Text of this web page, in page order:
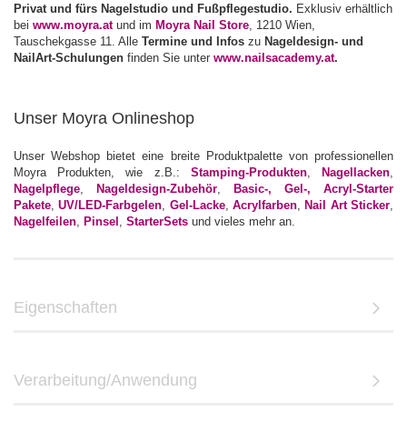
Privat und fürs Nagelstudio und Fußpflegestudio. Exklusiv erhältlich
bei www.moyra.atund im Moyra Nail Store , 1210 Wien,
Tauschekgasse 11. Alle Termine und Infos zu Nageldesign- und
NailArt-Schulungen finden Sie unter www.nailsacademy.at.
Unser Moyra Onlineshop
Unser Webshop bietet eine breite Produktpalette von professionellen
Moyra Produkten, wie z.B.: Stamping-Produkten, Nagellacken
Nagelpflege
Nageldesign-Zubehör
Basic-, Gel-, Acryl-Starter
Pakete ,UV/LED-Farbgelen Gel-Lacke,Acrylfarben ,Nail Art Sticker
Nagelfeilen Pinsel StarterSets und vieles mehr an.
Eigenschaften
Verarbeitung/Anwendung